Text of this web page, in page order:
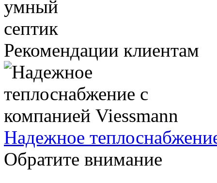
Рекомендации клиентам
Надежное
Обратите внимание